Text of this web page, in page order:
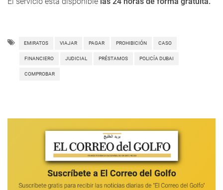
EMIRATOS VIAJAR PAGAR PROHIBICIÓN CASO
FINANCIERO JUDICIAL PRÉSTAMOS POLICÍA DUBAI
COMPROBAR